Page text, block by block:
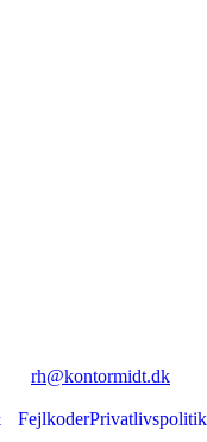
rh@kontormidt.dk
FejlkoderPrivatlivspolitik